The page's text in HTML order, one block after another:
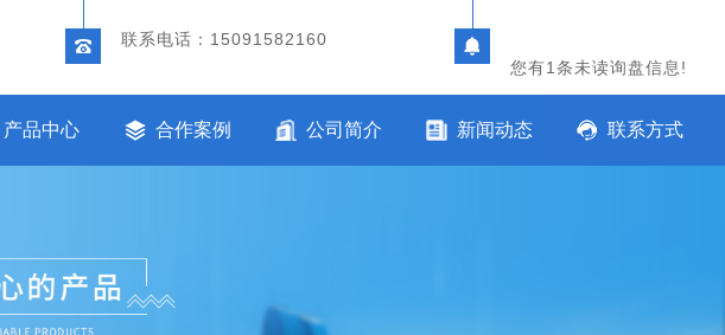
联系电话：15091582160
您有1 条未读询盘信息!
产品中心 合作案例 公司简介 新闻动态 联系方式